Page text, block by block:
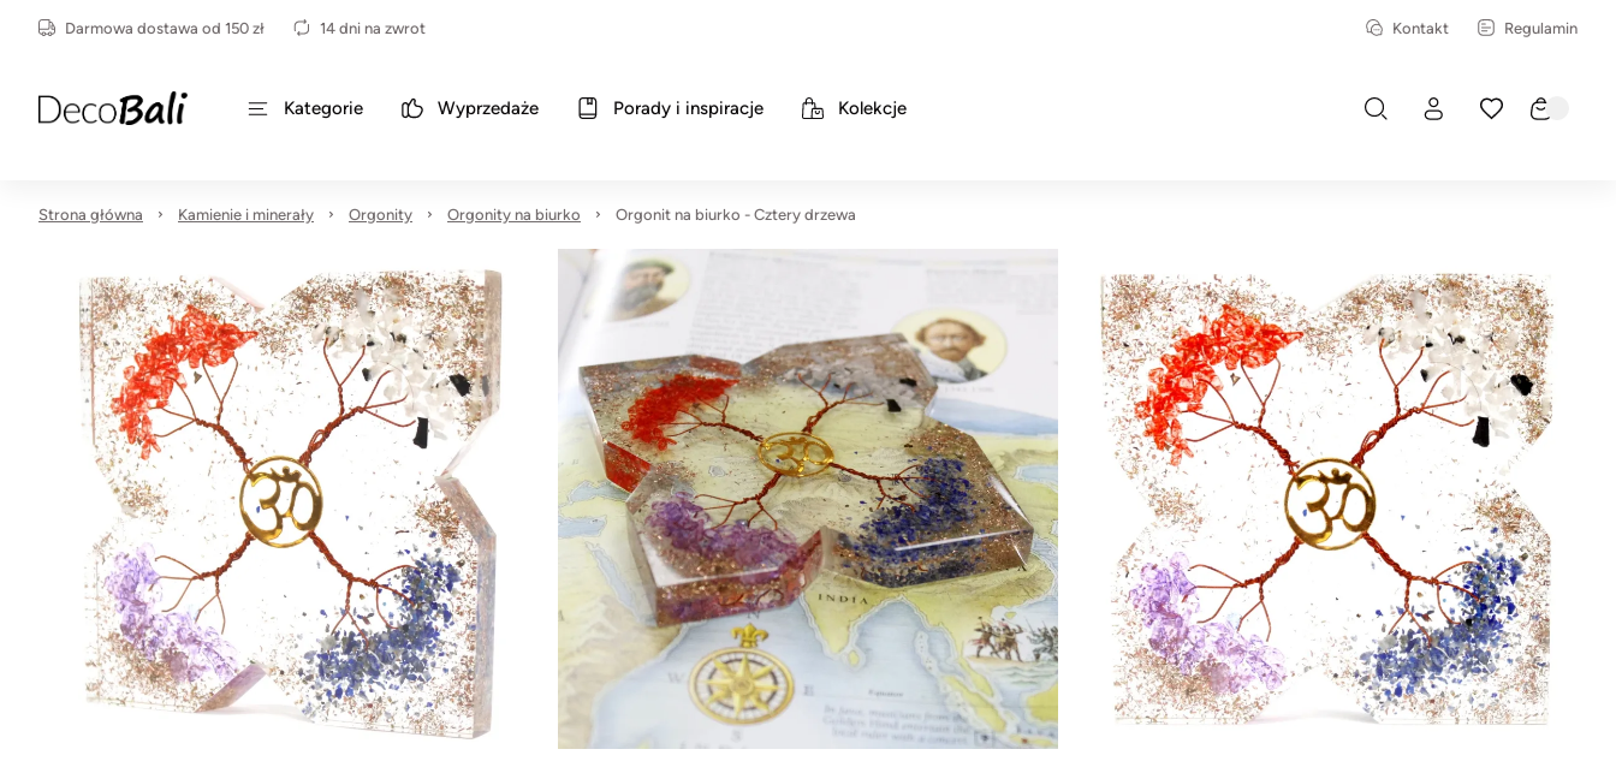
Darmowa dostawa od 150 zł 14 dni na zwrot Kontakt Regulamin
Kategorie Wyprzedaże Porady i inspiracje Kolekcje
Strona główna Kamienie i minerały Orgonity Orgonity na biurko Orgonit na biurko - Cztery drzewa